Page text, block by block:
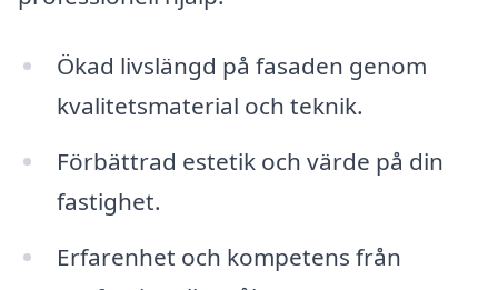
Ökad livslängd på fasaden genom
kvalitetsmaterial och teknik.
Förbättrad estetik och värde på din
fastighet.
Erfarenhet och kompetens från